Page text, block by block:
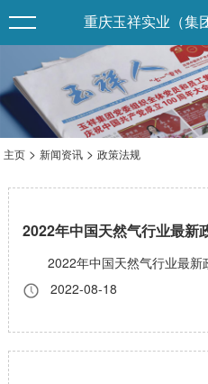
重庆玉祥实业（集
主页 >新闻资讯 >政策法规
2022年中国天然气行业最新
2022年中国天然气行业最新
2022-08-18